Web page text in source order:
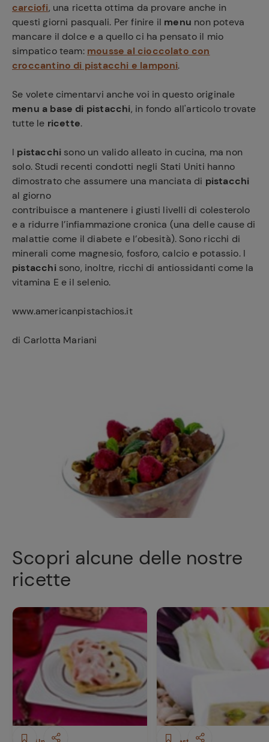
carciofi, una ricetta ottima da provare anche in
questi giorni pasquali. Per finire il menu non poteva
mancare il dolce e a quello ci ha pensato il mio
simpatico team: mousse al cioccolato con
croccantino di pistacchi e lamponi.
Se volete cimentarvi anche voi in questo originale
menu a base di pistacchi, in fondo all'articolo trovate
tutte le ricette.
I pistacchi sono un valido alleato in cucina, ma non
solo. Studi recenti condotti negli Stati Uniti hanno
dimostrato che assumere una manciata di pistacchi
al giorno
contribuisce a mantenere i giusti livelli di colesterolo
e a ridurre l’infiammazione cronica (una delle cause di
malattie come il diabete e l’obesità). Sono ricchi di
minerali come magnesio, fosforo, calcio e potassio. I
pistacchisono, inoltre, ricchi di antiossidanti come la
vitamina E e il selenio.
www.americanpistachios.it
di Carlotta Mariani
Scopri alcune delle nostre
ricette